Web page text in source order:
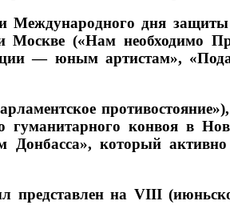
Международного дня
(«Нам необходимо
— юным артистам»,
противостояние»),
конвоя в
который
представлен на VIII